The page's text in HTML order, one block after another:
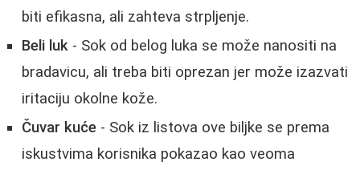
biti efikasna, ali zahteva strpljenje.
Beli luk - Sok od belog luka se može nanositi na
bradavicu, ali treba biti oprezan jer može izazvati
iritaciju okolne kože.
Čuvar kuće - Sok iz listova ove biljke se prema
iskustvima korisnika pokazao kao veoma